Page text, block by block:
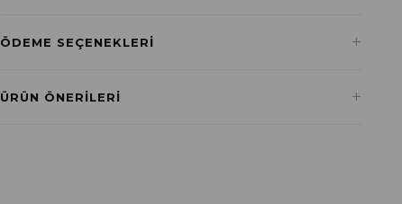
ÖDEME SEÇENEKLERI +
Havale ile Ödeme
ÜRÜN ÖNERILERI +